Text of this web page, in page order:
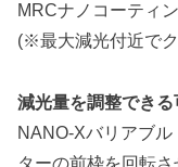
MRCナノコーティ
(※最大減光付近で
減光量を調整できる
NANO-Xバリアブ